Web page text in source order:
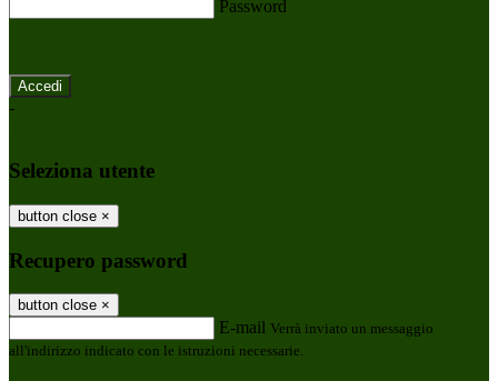
Password
-
Seleziona utente
button close ×
Recupero password
button close ×
E-mail Verrà inviato un messaggio
all'indirizzo indicato con le istruzioni necessarie.